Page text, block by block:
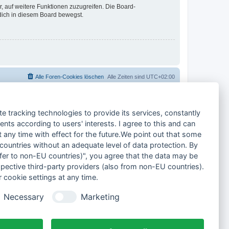
auf weitere Funktionen zuzugreifen. Die Board-
in diesem Board bewegst.
Alle Zeiten sind UTC+02:00
Alle Foren-Cookies löschen
tracking technologies to provide its services, constantly
according to users' interests. I agree to this and can
any time with effect for the future.We point out that some
without an adequate level of data protection. By
to non-EU countries)", you agree that the data may be
third-party providers (also from non-EU countries).
cookie settings at any time.
Necessary Marketing